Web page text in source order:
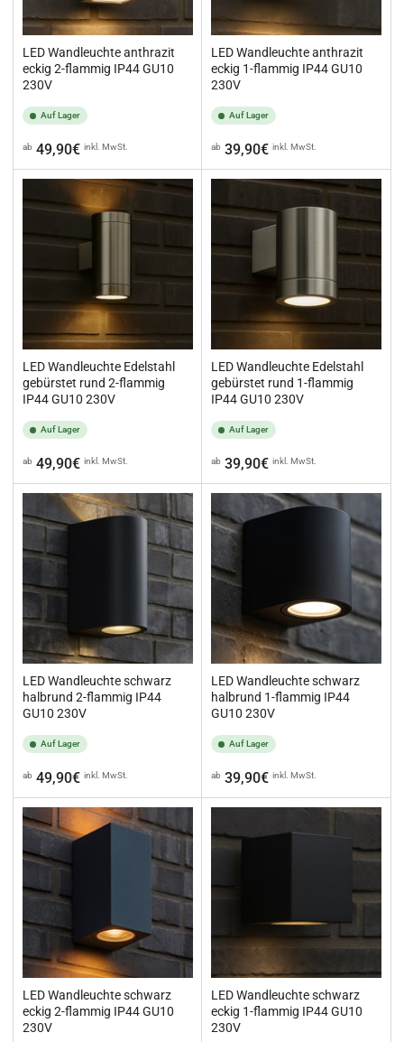
LED Wandleuchte anthrazit
eckig 2-flammig IP44 GU10
230V
Auf Lager
Normaler
Preis
ab 49,90€ inkl. MwSt.
LED Wandleuchte anthrazit
eckig 1-flammig IP44 GU10
230V
Auf Lager
Normaler
Preis
ab 39,90€ inkl. MwSt.
LED Wandleuchte Edelstahl
gebürstet rund 2-flammig
IP44 GU10 230V
Auf Lager
Normaler
Preis
ab 49,90€ inkl. MwSt.
LED Wandleuchte Edelstahl
gebürstet rund 1-flammig
IP44 GU10 230V
Auf Lager
Normaler
Preis
ab 39,90€ inkl. MwSt.
LED Wandleuchte schwarz
halbrund 2-flammig IP44
GU10 230V
Auf Lager
Normaler
Preis
ab 49,90€ inkl. MwSt.
LED Wandleuchte schwarz
halbrund 1-flammig IP44
GU10 230V
Auf Lager
Normaler
Preis
ab 39,90€ inkl. MwSt.
LED Wandleuchte schwarz
eckig 2-flammig IP44 GU10
230V
LED Wandleuchte schwarz
eckig 1-flammig IP44 GU10
230V